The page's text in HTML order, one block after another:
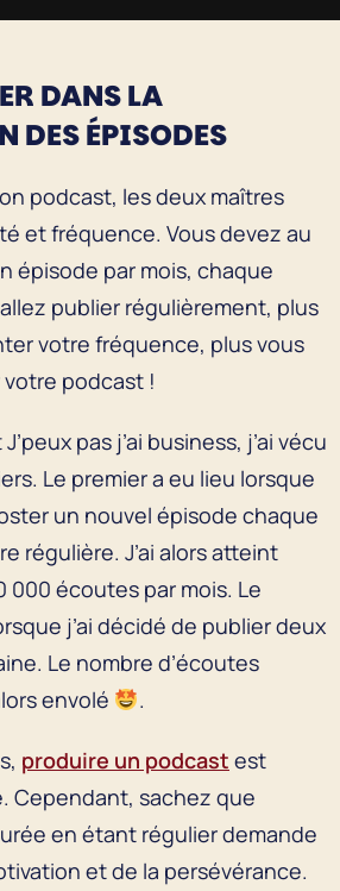
DANS LA
DES ÉPISODES
podcast, les deux maîtres
et fréquence. Vous devez au
épisode par mois, chaque
publier régulièrement, plus
votre fréquence, plus vous
podcast !
pas j’ai business, j’ai vécu
Le premier a eu lieu lorsque
un nouvel épisode chaque
régulière. J’ai alors atteint
000 écoutes par mois. Le
j’ai décidé de publier deux
Le nombre d’écoutes
envolé
.
produire un podcast est
Cependant, sachez que
en étant régulier demande
et de la persévérance.